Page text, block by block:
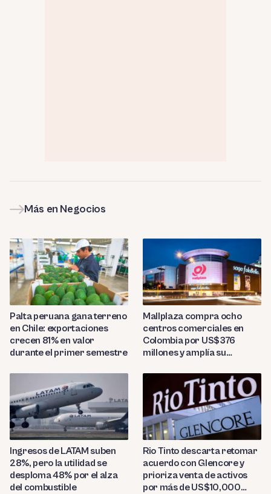
Más en Negocios
Palta peruana gana terreno
en Chile: exportaciones
crecen 81% en valor
durante el primer semestre
Mallplaza compra ocho
centros comerciales en
Colombia por US$376
millones y amplía su
Ingresos de LATAM suben
28%, pero la utilidad se
desploma 48% por el alza
del combustible
Rio Tinto descarta retomar
acuerdo con Glencore y
prioriza venta de activos
por más de US$10,000